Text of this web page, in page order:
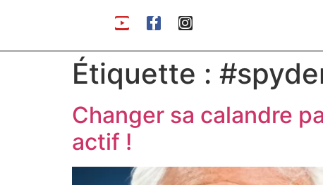
Étiquette :
Changer sa calandre
actif !